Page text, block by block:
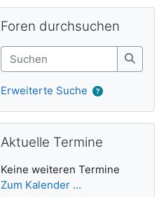
Foren durchsuchen
Suchen
Erweiterte Suche
Aktuelle Termine
Keine weiteren Termine
Zum Kalender ...